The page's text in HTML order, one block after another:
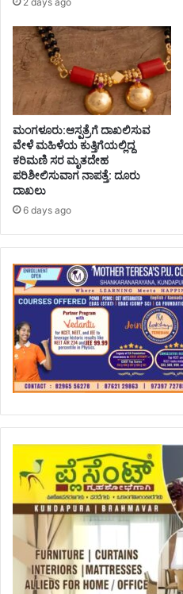
ಮಂಗಳೂರು:ಆಸ್ಪತ್ರೆಗೆ ದಾಖಲಿಸುವ
ವೇಳೆ ಮಹಿಳೆಯ ಕುತ್ತಿಗೆಯಲ್ಲಿದ್ದ
ಕರಿಮಣಿ ಸರ ಮೃತದೇಹ
ಪರಿಶೀಲಿಸುವಾಗ ನಾಪತ್ತೆ: ದೂರು
ದಾಖಲು
6 days ago